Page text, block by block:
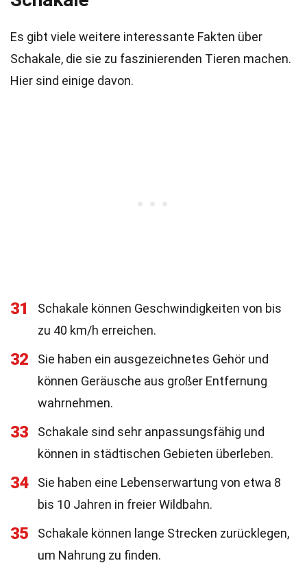
Es gibt viele weitere interessante Fakten über
Schakale, die sie zu faszinierenden Tieren machen.
Hier sind einige davon.
31
Schakale können Geschwindigkeiten von bis
zu 40 km/h erreichen.
32
Sie haben ein ausgezeichnetes Gehör und
können Geräusche aus großer Entfernung
wahrnehmen.
33
Schakale sind sehr anpassungsfähig und
können in städtischen Gebieten überleben.
34
Sie haben eine Lebenserwartung von etwa 8
bis 10 Jahren in freier Wildbahn.
35
Schakale können lange Strecken zurücklegen,
um Nahrung zu finden.